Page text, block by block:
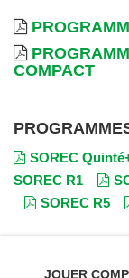
COMPACT
SOREC
SOREC R1
SOREC R5
JOUER